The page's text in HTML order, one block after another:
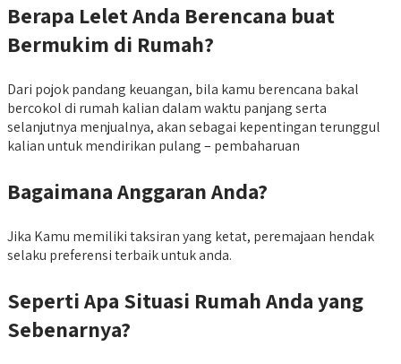
Berapa Lelet Anda Berencana buat
Bermukim di Rumah?
Dari pojok pandang keuangan, bila kamu berencana bakal
bercokol di rumah kalian dalam waktu panjang serta
selanjutnya menjualnya, akan sebagai kepentingan terunggul
kalian untuk mendirikan pulang – pembaharuan
Bagaimana Anggaran Anda?
Jika Kamu memiliki taksiran yang ketat, peremajaan hendak
selaku preferensi terbaik untuk anda.
Seperti Apa Situasi Rumah Anda yang
Sebenarnya?